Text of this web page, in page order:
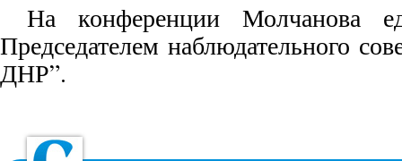
На конференции Молчанова
Председателем наблюдательного
ДНР”.